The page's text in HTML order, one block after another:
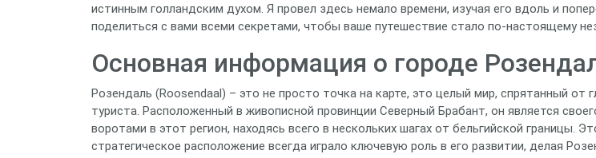
истинным голландским духом. Я провел здесь немало времени, изучая его вдоль и
поделиться с вами всеми секретами, чтобы ваше путешествие стало по-настоящему
Основная информация о городе
Розендаль (Roosendaal) – это не просто точка на карте, это целый мир, спрятанный от
туриста. Расположенный в живописной провинции Северный Брабант, он является
воротами в этот регион, находясь всего в нескольких шагах от бельгийской границы.
стратегическое расположение всегда играло ключевую роль в его развитии, делая